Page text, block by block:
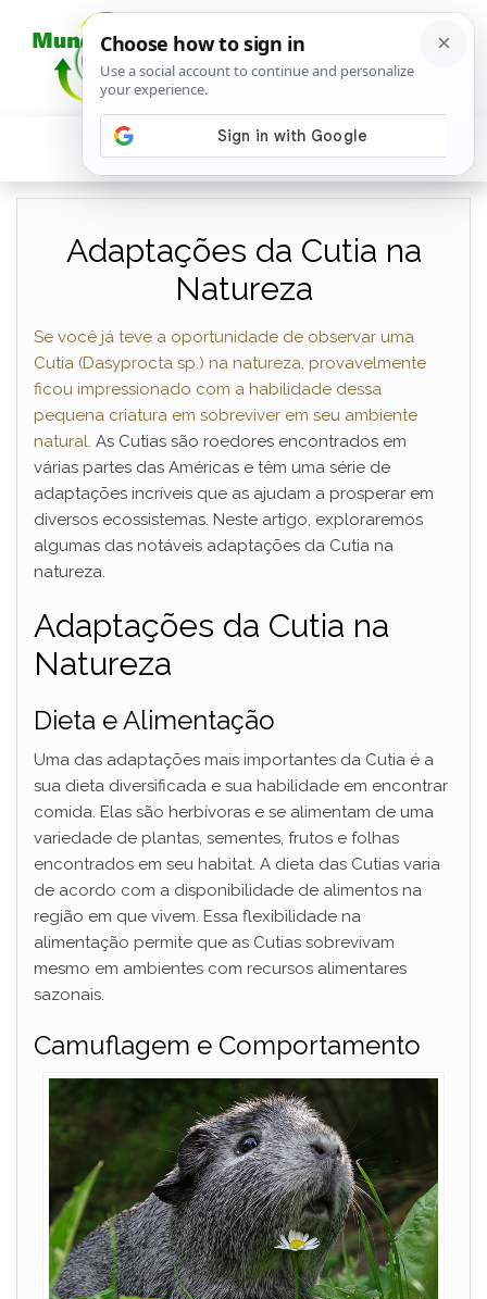
Adaptações da Cutia na
Natureza
Se você já teve a oportunidade de observar uma
Cutia (Dasyprocta sp.) na natureza, provavelmente
ficou impressionado com a habilidade dessa
pequena criatura em sobreviver em seu ambiente
natural. As Cutias são roedores encontrados em
várias partes das Américas e têm uma série de
adaptações incríveis que as ajudam a prosperar em
diversos ecossistemas. Neste artigo, exploraremos
algumas das notáveis adaptações da Cutia na
natureza.
Adaptações da Cutia na
Natureza
Dieta e Alimentação
Uma das adaptações mais importantes da Cutia é a
sua dieta diversificada e sua habilidade em encontrar
comida. Elas são herbívoras e se alimentam de uma
variedade de plantas, sementes, frutos e folhas
encontrados em seu habitat. A dieta das Cutias varia
de acordo com a disponibilidade de alimentos na
região em que vivem. Essa flexibilidade na
alimentação permite que as Cutias sobrevivam
mesmo em ambientes com recursos alimentares
sazonais.
Camuflagem e Comportamento